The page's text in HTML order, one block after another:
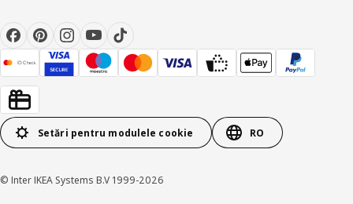
Setări pentru modulele cookie RO
© Inter IKEA Systems B.V 1999-2026